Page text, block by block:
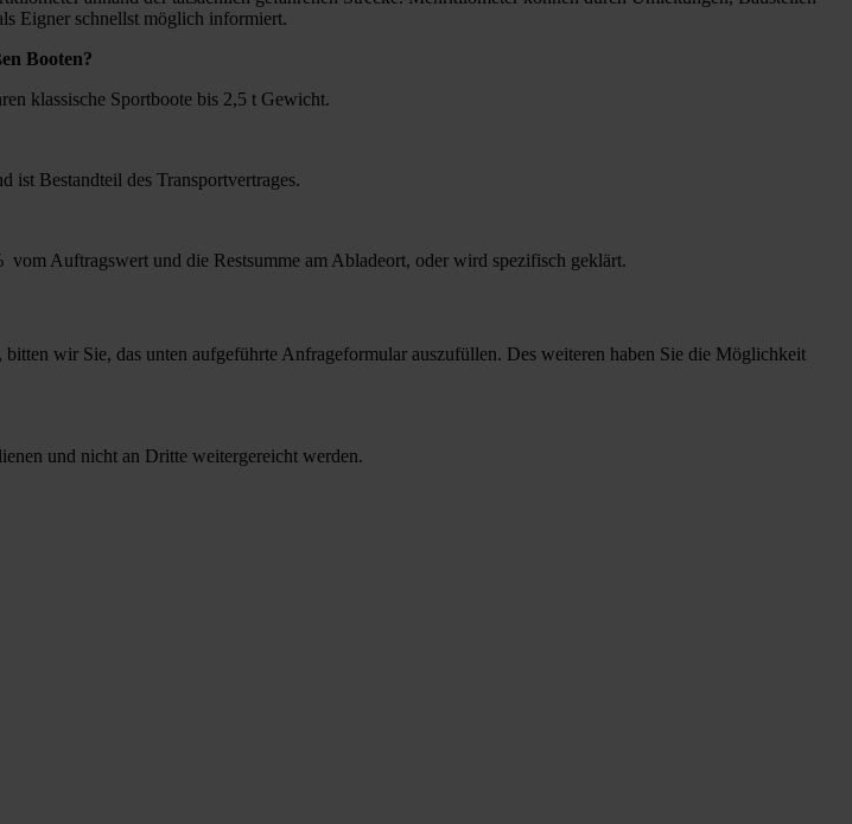
Eigner schnellst möglich informiert.
Booten?
klassische Sportboote bis 2,5 t Gewicht.
ist Bestandteil des Transportvertrages.
Auftragswert und die Restsumme am Abladeort, oder wird spezifisch geklärt.
wir Sie, das unten aufgeführte Anfrageformular auszufüllen. Des weiteren haben Sie die Möglichkeit
und nicht an Dritte weitergereicht werden.